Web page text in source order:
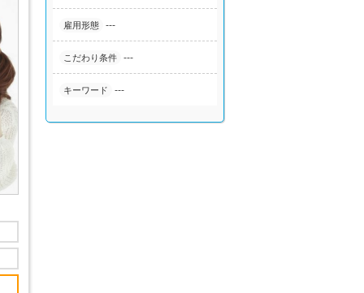
雇用形態 ---
こだわり条件 ---
キーワード ---